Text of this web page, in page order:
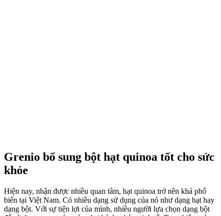
Grenio bổ sung bột hạt quinoa tốt cho sức
khỏe
Hiện nay, nhận được nhiều quan tâm, hạt quinoa trở nên khá phổ
biến tại Việt Nam. Có nhiều dạng sử dụng của nó như dạng hạt hay
dạng bột. Với sự tiện lợi của mình, nhiều người lựa chọn dạng bột